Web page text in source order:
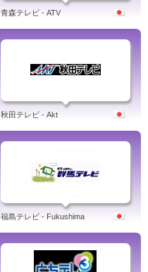
青森テレビ - ATV
秋田テレビ - Akt
福島テレビ - Fukushima